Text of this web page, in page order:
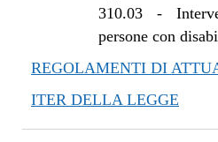
310.03-
persone con
REGOLAMENTI DI
ITER DELLA LEGGE